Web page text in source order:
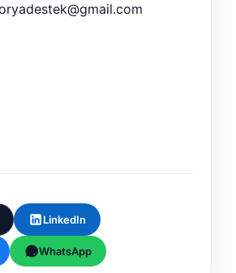
LinkedIn
WhatsApp